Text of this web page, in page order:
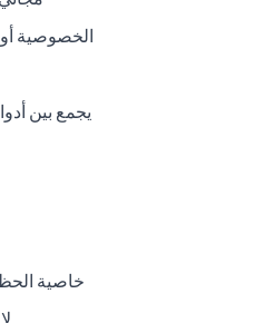
الخصوصية
يجمع بين
خاصية